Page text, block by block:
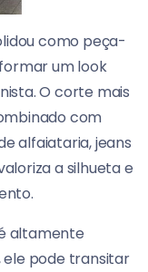
como peça-
um look
O corte mais
com
alfaiataria, jeans
a silhueta e
altamente
ele pode transitar